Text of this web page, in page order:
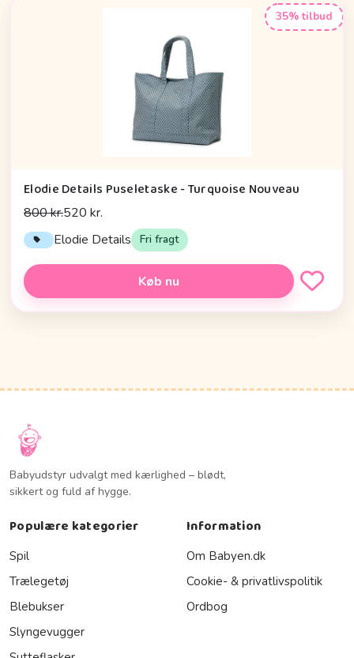
35% tilbud
Elodie Details Puseletaske - Turquoise Nouveau
800 kr.520 kr.
Elodie Details Fri fragt
Køb nu
Babyudstyr udvalgt med kærlighed – blødt,
sikkert og fuld af hygge.
Populære kategorier
Spil
Trælegetøj
Blebukser
Slyngevugger
Information
Om Babyen.dk
Cookie- & privatlivspolitik
Ordbog